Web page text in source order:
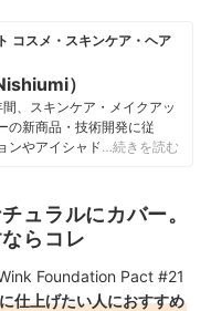
コスメ・スキンケア・ヘア
）
、スキンケア・メイクアッ
の新商品・技術開発に従
ンやアイシャドウ、口紅な
証。開発現場で培った知識
ふまえながら、専門的な
伝えることを大切にしな
。
）のプロフィール
…続きを読む
ュラルにカバー。
らコレ
Foundation Pact #21
仕上げたい人におすすめ